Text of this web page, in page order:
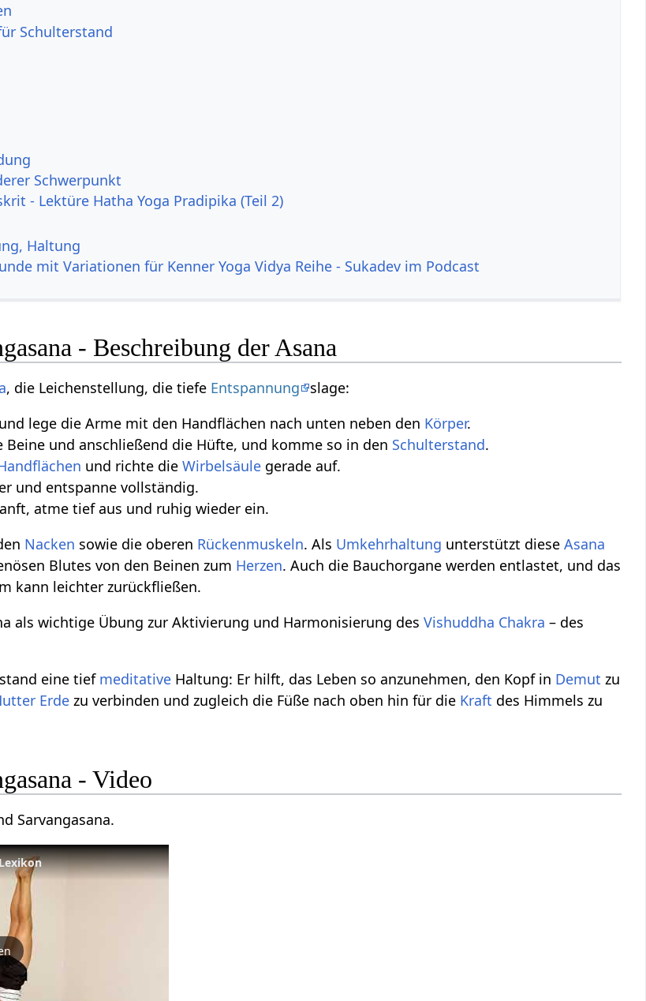
Schulterstand
Schwerpunkt
- Lektüre Hatha Yoga Pradipika (Teil 2)
Haltung
mit Variationen für Kenner Yoga Vidya Reihe - Sukadev im Podcast
- Beschreibung der Asana
, die Leichenstellung, die tiefe Entspannung
slage:
lege die Arme mit den Handflächen nach unten neben den Körper.
Beine und anschließend die Hüfte, und komme so in den Schulterstand.
und richte dieWirbelsäule gerade auf.
und entspanne vollständig.
atme tief aus und ruhig wieder ein.
Nacken sowie die oberen Rückenmuskeln. Als Umkehrhaltung unterstützt dieseAsana
Blutes von den Beinen zum Herzen. Auch die Bauchorgane werden entlastet, und das
kann leichter zurückfließen.
als wichtige Übung zur Aktivierung und Harmonisierung desVishuddha Chakra – des
eine tief meditative Haltung: Er hilft, das Leben so anzunehmen, den Kopf in Demut zu
Erde zu verbinden und zugleich die Füße nach oben hin für die Kraft des Himmels zu
- Video
Sarvangasana.